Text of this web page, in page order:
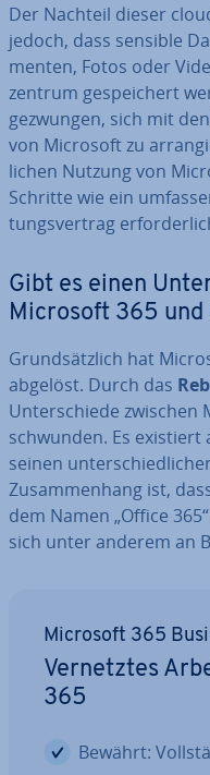
Der Nachteil dieser
jedoch, dass sensible
men­ten, Fotos oder
zen­trum ge­spei­chert
gezwungen, sich mit den
von Microsoft zu
li­chen Nutzung von
Schritte wie ein
tungs­ver­trag
Gibt es einen
Microsoft 365
Grund­sätz­lich hat
abgelöst. Durch das
Un­ter­schie­de zwischen
schwun­den. Es
seinen
Zu­sam­men­hang ist,
dem Namen „Office
sich unter anderem an
Microsoft 365
Ver­netz­tes
365
Bewährt: